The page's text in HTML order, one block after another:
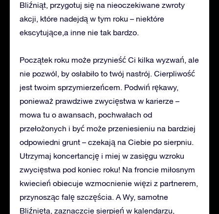
Bliźniąt, przygotuj się na nieoczekiwane zwroty
akcji, które nadejdą w tym roku – niektóre
ekscytujące,a inne nie tak bardzo.
Początek roku może przynieść Ci kilka wyzwań, ale
nie pozwól, by osłabiło to twój nastrój. Cierpliwość
jest twoim sprzymierzeńcem. Podwiń rękawy,
ponieważ prawdziwe zwycięstwa w karierze –
mowa tu o awansach, pochwałach od
przełożonych i być może przeniesieniu na bardziej
odpowiedni grunt – czekają na Ciebie po sierpniu.
Utrzymaj koncertancję i miej w zasięgu wzroku
zwycięstwa pod koniec roku! Na froncie miłosnym
kwiecień obiecuje wzmocnienie więzi z partnerem,
przynosząc falę szczęścia. A Wy, samotne
Bliźnięta, zaznaczcie sierpień w kalendarzu,